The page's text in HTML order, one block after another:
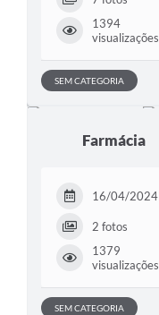
1394
visualizações
SEM CATEGORIA
Farmácia
16/04/2024
2 fotos
1379
visualizações
SEM CATEGORIA